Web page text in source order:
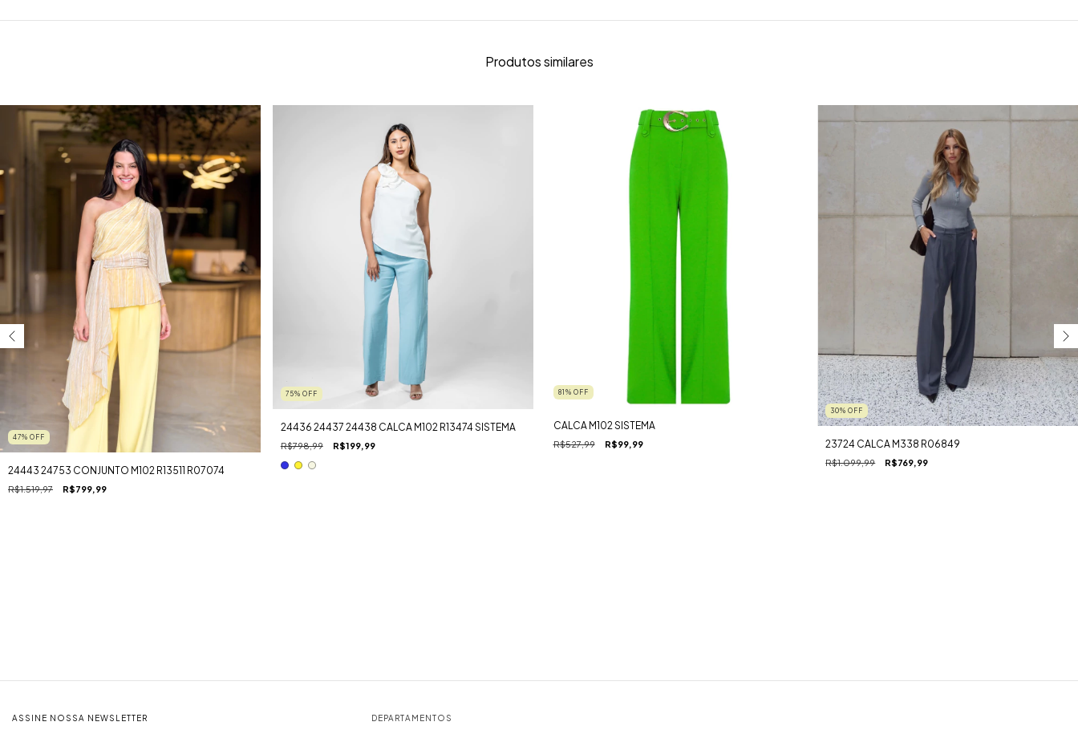
Produtos similares
47% OFF
24443 24753 CONJUNTO M102 R13511 R07074
R$1.519,97 R$799,99
75% OFF
24436 24437 24438 CALCA M102 R13474 SISTEMA
R$798,99 R$199,99
81 % OFF
CALCA M102 SISTEMA
R$527,99 R$99,99
30%OFF
23724 CALCA M338 R06849
R$1.099,99 R$769,99
ASSINE NOSSA NEWSLETTER DEPARTAMENTOS